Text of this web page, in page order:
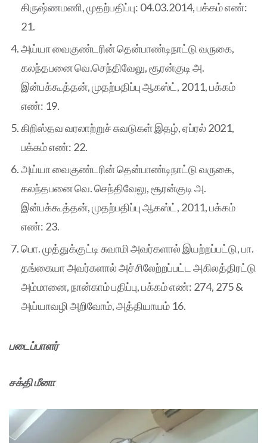
கிருஷ்ணமணி, முதற்பதிப்பு: 04.03.2014, பக்கம் எண்:
21.
அய்யா வைகுண்டரின் தென்பாண்டிநாட்டு வருகை,
கலந்தபனை வெ.செந்திவேலு, சூரன்குடி அ.
இன்பக்கூத்தன், முதற்பதிப்பு ஆகஸ்ட், 2011, பக்கம்
எண்: 19.
கிறிஸ்தவ வரலாற்றுச் சுவடுகள் இதழ், ஏப்ரல் 2021,
பக்கம் எண்: 22.
அய்யா வைகுண்டரின் தென்பாண்டிநாட்டு வருகை,
கலந்தபனை வெ. செந்திவேலு, சூரன்குடி அ.
இன்பக்கூத்தன், முதற்பதிப்பு ஆகஸ்ட், 2011, பக்கம்
எண்: 23.
பொ. முத்துக்குட்டி சுவாமி அவர்களால் இயற்றப்பட்டு, பா.
தங்கையா அவர்களால் அச்சிலேற்றப்பட்ட அகிலத்திரட்டு
அம்மானை, நான்காம் பதிப்பு, பக்கம் எண்: 274, 275 &
அய்யாவழி அறிவோம், அத்தியாயம் 16.
படைப்பாளர்
சக்தி மீனா